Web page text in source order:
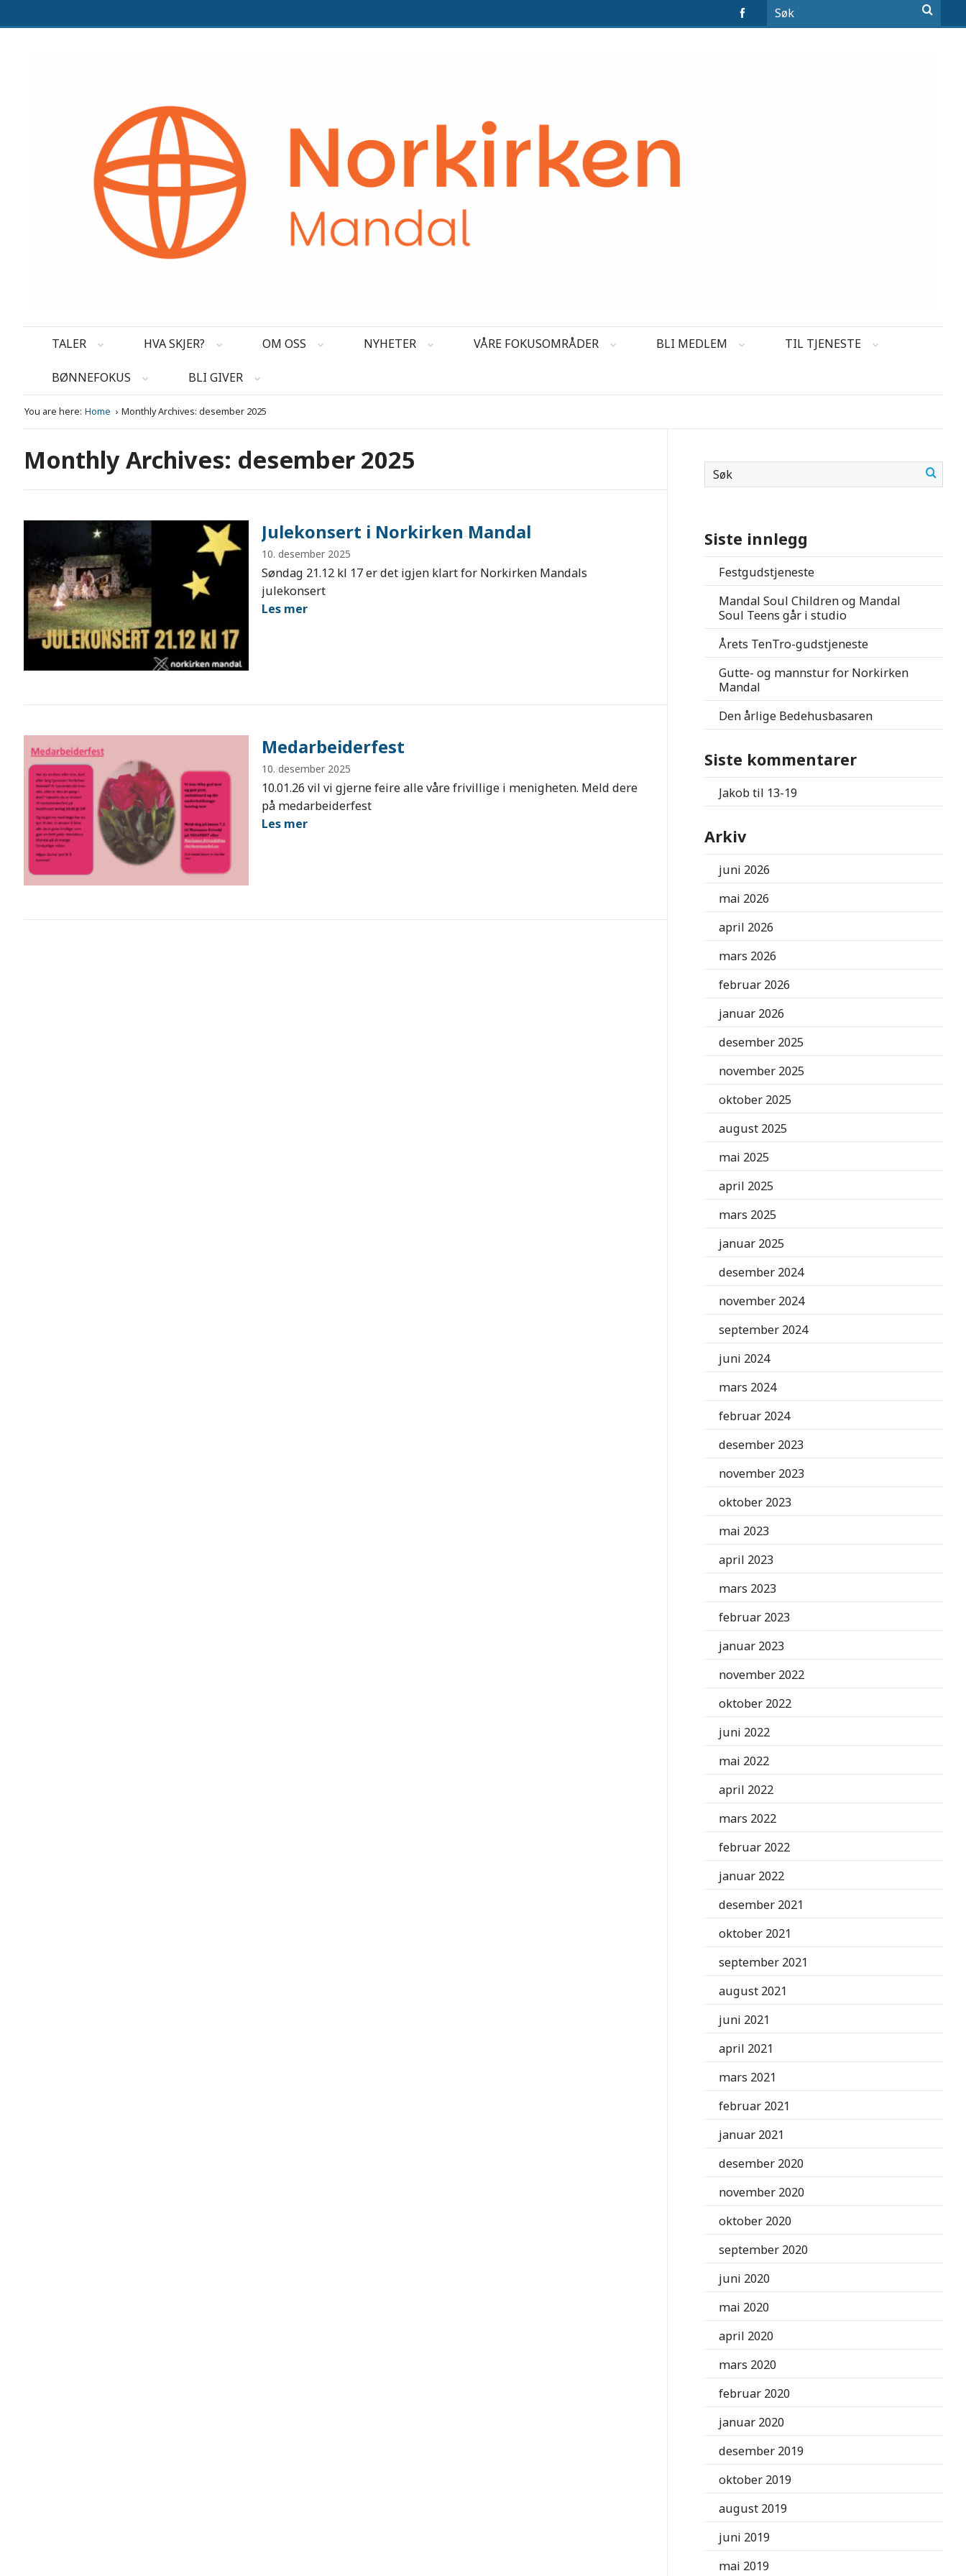
TALER HVA SKJER? OM OSS NYHETER VÅRE FOKUSOMRÅDER BLI MEDLEM TIL TJENESTE
BØNNEFOKUS BLI GIVER
You are here: Home Monthly Archives: desember 2025
Monthly Archives: desember 2025
Julekonsert i Norkirken Mandal
10. desember 2025
Søndag 21.12 kl 17 er det igjen klart for Norkirken Mandals
julekonsert
Les mer
Medarbeiderfest
10. desember 2025
10.01.26 vil vi gjerne feire alle våre frivillige i menigheten. Meld dere
på medarbeiderfest
Les mer
Siste innlegg
Festgudstjeneste
Mandal Soul Children og Mandal
Soul Teens går i studio
Årets TenTro-gudstjeneste
Gutte- og mannstur for Norkirken
Mandal
Den årlige Bedehusbasaren
Siste kommentarer
Jakobtil 13-19
Arkiv
juni 2026
mai 2026
april 2026
mars 2026
februar 2026
januar 2026
desember 2025
november 2025
oktober 2025
august 2025
mai 2025
april 2025
mars 2025
januar 2025
desember 2024
november 2024
september 2024
juni 2024
mars 2024
februar 2024
desember 2023
november 2023
oktober 2023
mai 2023
april 2023
mars 2023
februar 2023
januar 2023
november 2022
oktober 2022
juni 2022
mai 2022
april 2022
mars 2022
februar 2022
januar 2022
desember 2021
oktober 2021
september 2021
august 2021
juni 2021
april 2021
mars 2021
februar 2021
januar 2021
desember 2020
november 2020
oktober 2020
september 2020
juni 2020
mai 2020
april 2020
mars 2020
februar 2020
januar 2020
desember 2019
oktober 2019
august 2019
juni 2019
mai 2019